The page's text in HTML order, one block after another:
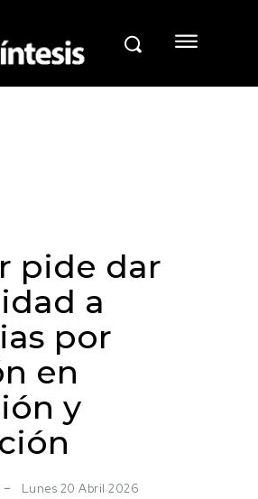
pide dar
a
por
en
y
Lunes 20 Abril 2026